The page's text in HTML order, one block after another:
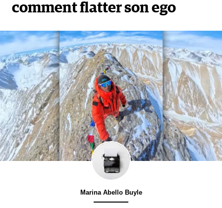
comment flatter son ego
Marina Abello Buyle